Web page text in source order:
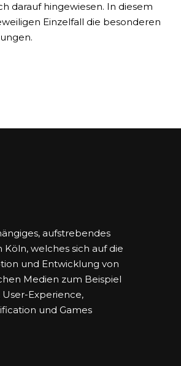
darauf hingewiesen. In diesem
Einzelfall die besonderen
aufstrebendes
Köln, welches sich auf die
und Entwicklung von
Medien zum Beispiel
Experience,
und Games